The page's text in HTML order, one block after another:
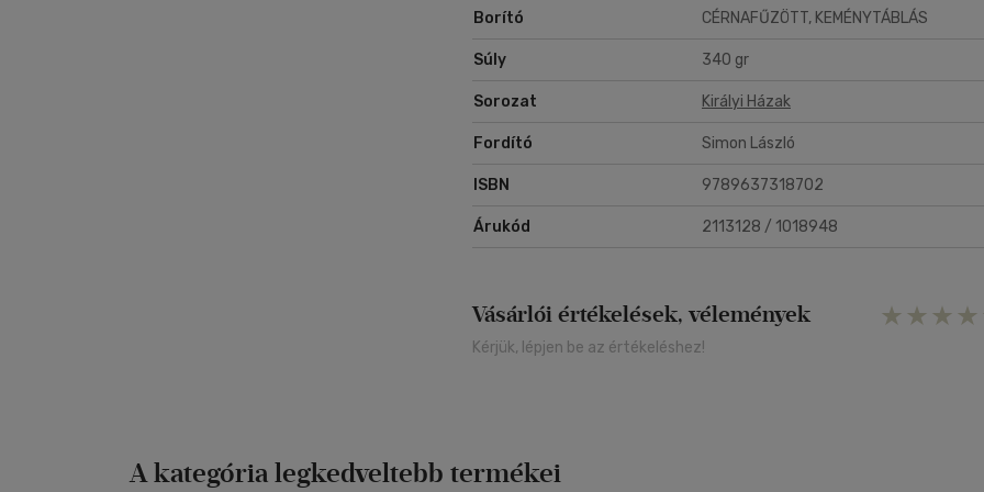
Borító CÉRNAFŰZÖTT, KEMÉNYTÁBLÁS
Súly 340 gr
Sorozat Királyi Házak
Fordító Simon László
ISBN 9789637318702
Árukód 2113128 / 1018948
Vásárlói értékelések, vélemények
Kérjük, lépjen be az értékeléshez!
A kategória legkedveltebb termékei